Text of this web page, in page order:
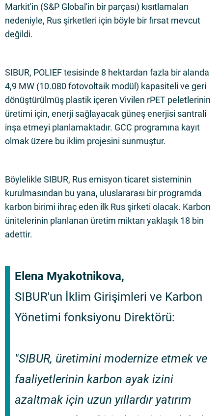
Markit'in (S&P Global'in bir parçası) kısıtlamaları
nedeniyle, Rus şirketleri için böyle bir fırsat mevcut
değildi.
SIBUR, POLIEF tesisinde 8 hektardan fazla bir alanda
4,9 MW (10.080 fotovoltaik modül) kapasiteli ve geri
dönüştürülmüş plastik içeren Vivilen rPET peletlerinin
üretimi için, enerji sağlayacak güneş enerjisi santrali
inşa etmeyi planlamaktadır. GCC programına kayıt
olmak üzere bu iklim projesini sunmuştur.
Böylelikle SIBUR, Rus emisyon ticaret sisteminin
kurulmasından bu yana, uluslararası bir programda
karbon birimi ihraç eden ilk Rus şirketi olacak. Karbon
ünitelerinin planlanan üretim miktarı yaklaşık 18 bin
adettir.
Elena Myakotnikova,
SIBUR'un İklim Girişimleri ve Karbon
Yönetimi fonksiyonu Direktörü:
"SIBUR, üretimini modernize etmek ve
faaliyetlerinin karbon ayak izini
azaltmak için uzun yıllardır yatırım